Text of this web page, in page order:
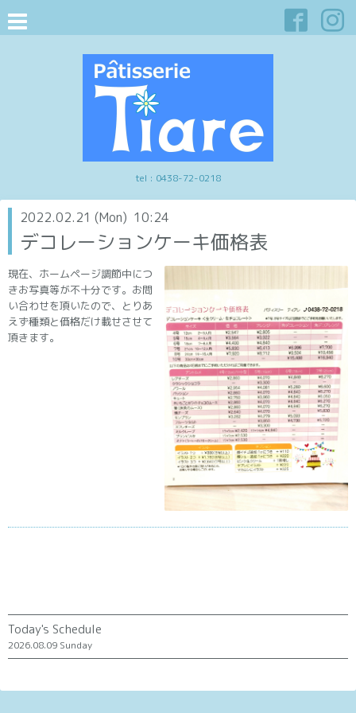
tel : 0438-72-0218
2022.02.21 (Mon) 10:24
デコレーションケーキ価格表
現在、ホームページ調節中につ
きお写真等が不十分です。お問
い合わせを頂いたので、とりあ
えず種類と価格だけ載せさせて
頂きます。
Today's Schedule
2026.08.09 Sunday